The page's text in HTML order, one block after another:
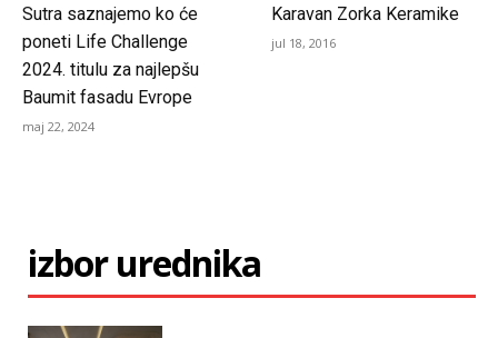
Sutra saznajemo ko će
poneti Life Challenge
2024. titulu za najlepšu
Baumit fasadu Evrope
maj 22, 2024
Karavan Zorka Keramike
jul 18, 2016
izbor urednika